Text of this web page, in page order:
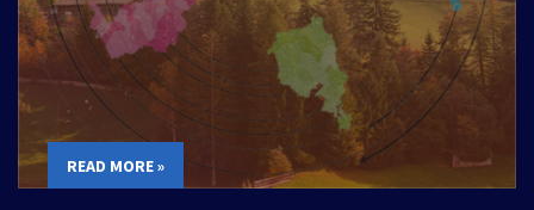
READ MORE »